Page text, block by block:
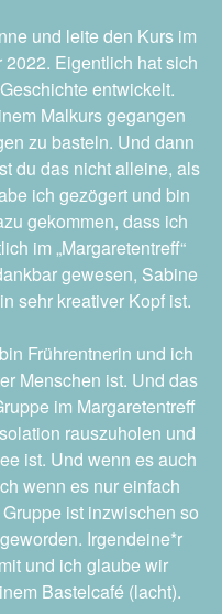
und leite den Kurs im
2022. Eigentlich hat sich
entwickelt.
Malkurs gegangen
zu basteln. Und dann
du das nicht alleine, als
ich gezögert und bin
gekommen, dass ich
im „Margaretentreff“
gewesen, Sabine
sehr kreativer Kopf ist.
Frührentnerin und ich
Menschen ist. Und das
im Margaretentreff
rauszuholen und
ist. Und wenn es auch
wenn es nur einfach
ist inzwischen so
Irgendeine*r
und ich glaube wir
Bastelcafé (lacht).